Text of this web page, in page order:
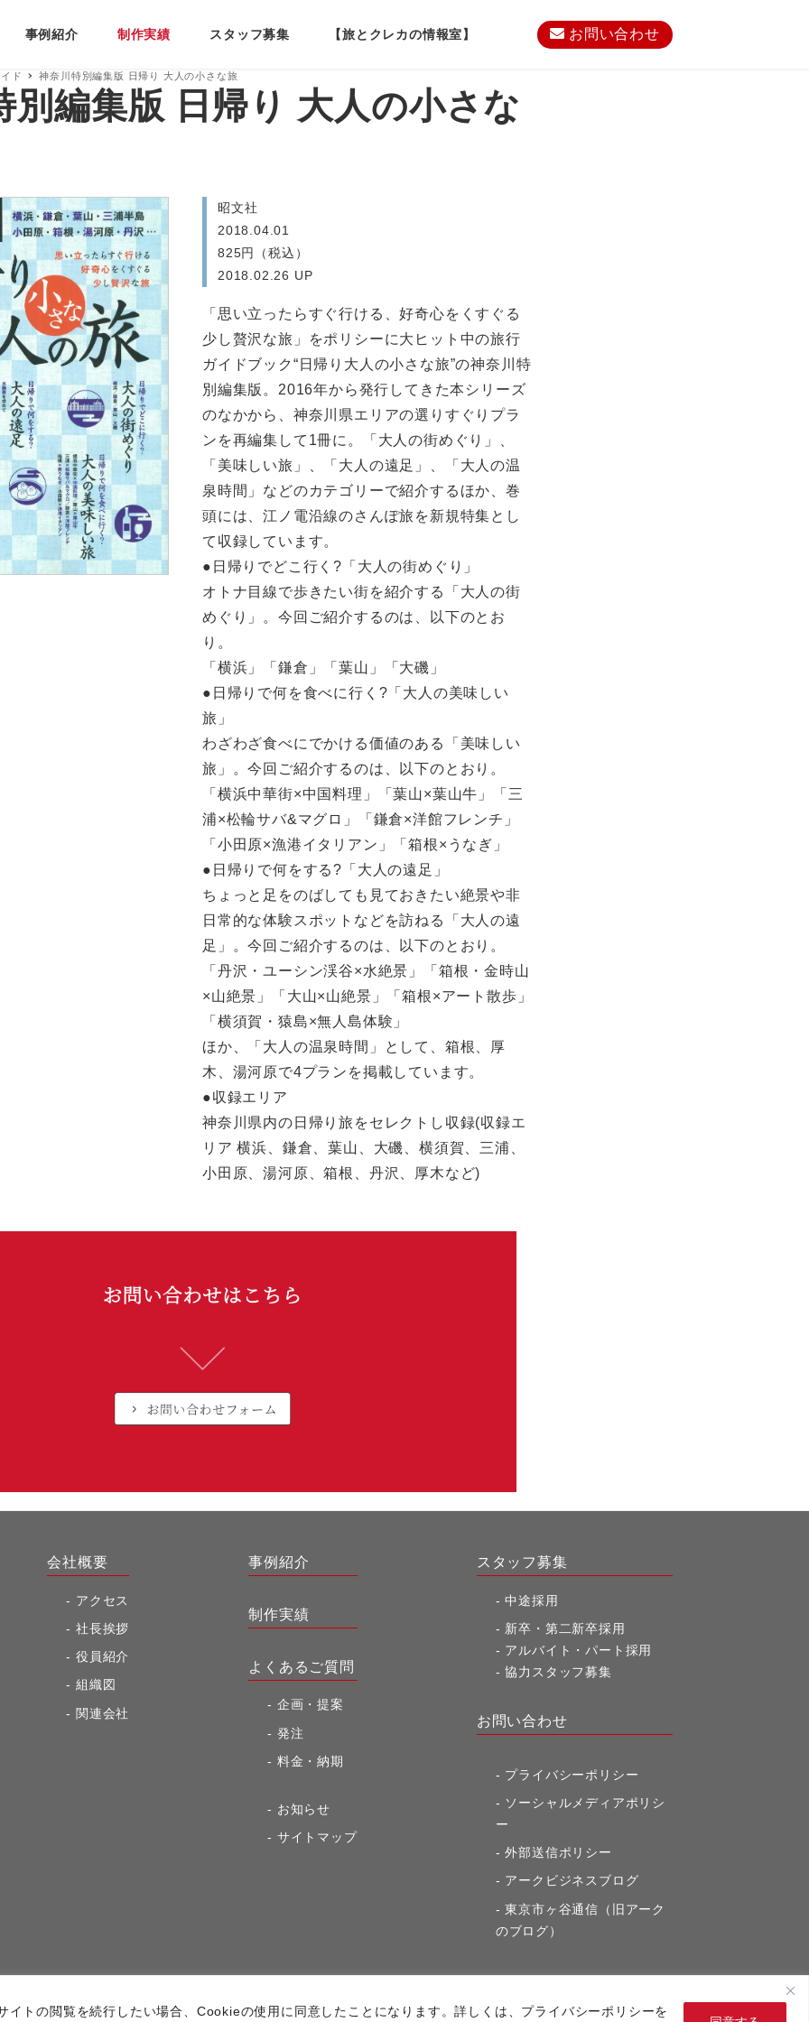
トの閲覧を続行したい場合、Cookieの使用に同意したことになります。詳しくは、プライバシーポリシーを
事例紹介 制作実績 スタッフ募集 【旅とクレカの情報室】 お問い合わせ
ド 神奈川特別編集版 日帰り 大人の小さな旅
別編集版 日帰り 大人の小さな
昭文社
2018.04.01
825円（税込）
2018.02.26 UP
「思い立ったらすぐ行ける、好奇心をくすぐる
少し贅沢な旅」をポリシーに大ヒット中の旅行
ガイドブック“日帰り大人の小さな旅”の神奈川特
別編集版。2016年から発行してきた本シリーズ
のなかから、神奈川県エリアの選りすぐりプラ
ンを再編集して1冊に。「大人の街めぐり」、
「美味しい旅」、「大人の遠足」、「大人の温
泉時間」などのカテゴリーで紹介するほか、巻
頭には、江ノ電沿線のさんぽ旅を新規特集とし
て収録しています。
●日帰りでどこ行く?「大人の街めぐり」
オトナ目線で歩きたい街を紹介する「大人の街
めぐり」。今回ご紹介するのは、以下のとお
り。
「横浜」「鎌倉」「葉山」「大磯」
●日帰りで何を食べに行く?「大人の美味しい
旅」
わざわざ食べにでかける価値のある「美味しい
旅」。今回ご紹介するのは、以下のとおり。
「横浜中華街×中国料理」「葉山×葉山牛」「三
浦×松輪サバ&マグロ」「鎌倉×洋館フレンチ」
「小田原×漁港イタリアン」「箱根×うなぎ」
●日帰りで何をする?「大人の遠足」
ちょっと足をのばしても見ておきたい絶景や非
日常的な体験スポットなどを訪ねる「大人の遠
足」。今回ご紹介するのは、以下のとおり。
「丹沢・ユーシン渓谷×水絶景」「箱根・金時山
×山絶景」「大山×山絶景」「箱根×アート散歩」
「横須賀・猿島×無人島体験」
ほか、「大人の温泉時間」として、箱根、厚
木、湯河原で4プランを掲載しています。
●収録エリア
神奈川県内の日帰り旅をセレクトし収録(収録エ
リア 横浜、鎌倉、葉山、大磯、横須賀、三浦、
小田原、湯河原、箱根、丹沢、厚木など)
会社概要
アクセス
社長挨拶
役員紹介
組織図
関連会社
事例紹介
制作実績
よくあるご質問
企画・提案
発注
料金・納期
お知らせ
サイトマップ
スタッフ募集
中途採用
新卒・第二新卒採用
アルバイト・パート採用
協力スタッフ募集
お問い合わせ
プライバシーポリシー
ソーシャルメディアポリシ
ー
外部送信ポリシー
アークビジネスブログ
東京市ヶ谷通信（旧アーク
のブログ）
ョンズ